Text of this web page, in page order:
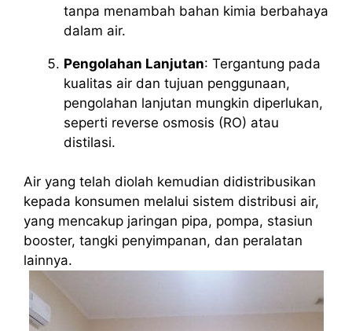
tanpa menambah bahan kimia berbahaya
dalam air.
Pengolahan Lanjutan: Tergantung pada
kualitas air dan tujuan penggunaan,
pengolahan lanjutan mungkin diperlukan,
seperti reverse osmosis (RO) atau
distilasi.
Air yang telah diolah kemudian didistribusikan
kepada konsumen melalui sistem distribusi air,
yang mencakup jaringan pipa, pompa, stasiun
booster, tangki penyimpanan, dan peralatan
lainnya.